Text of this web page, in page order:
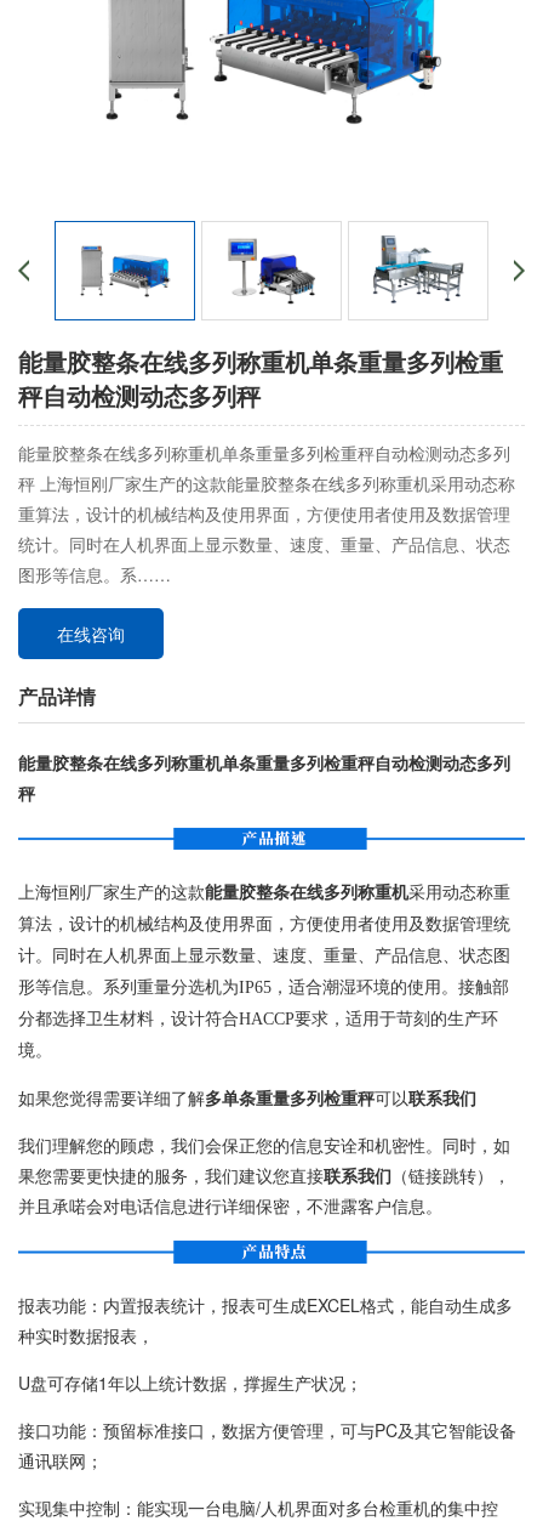
能量胶整条在线多列称重机单条重量多列检重
秤自动检测动态多列秤
能量胶整条在线多列称重机单条重量多列检重秤自动检测动态多列
秤 上海恒刚厂家生产的这款能量胶整条在线多列称重机采用动态称
重算法，设计的机械结构及使用界面，方便使用者使用及数据管理
统计。同时在人机界面上显示数量、速度、重量、产品信息、状态
图形等信息。系……
在线咨询
产品详情
能量胶整条在线多列称重机单条重量多列检重秤自动检测动态多列
秤
上海恒刚厂家生产的这款能量胶整条在线多列称重机采用动态称重
算法，设计的机械结构及使用界面，方便使用者使用及数据管理统
计。同时在人机界面上显示数量、速度、重量、产品信息、状态图
形等信息。系列重量分选机为IP65，适合潮湿环境的使用。接触部
分都选择卫生材料，设计符合HACCP要求，适用于苛刻的生产环
境。
如果您觉得需要详细了解多单条重量多列检重秤可以联系我们
我们理解您的顾虑，我们会保正您的信息安诠和机密性。同时，如
果您需要更快捷的服务，我们建议您直接联系我们 （链接跳转），
并且承喏会对电话信息进行详细保密，不泄露客户信息。
报表功能：内置报表统计，报表可生成EXCEL格式，能自动生成多
种实时数据报表，
U盘可存储1年以上统计数据，撑握生产状况；
接口功能：预留标准接口，数据方便管理，可与PC及其它智能设备
通讯联网；
实现集中控制：能实现一台电脑/人机界面对多台检重机的集中控